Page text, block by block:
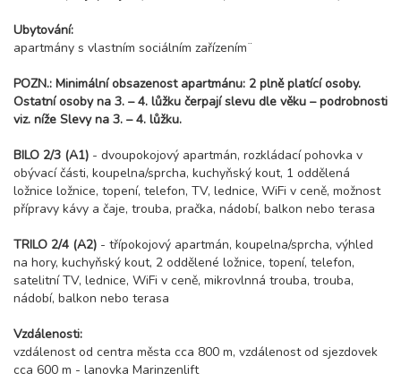
Ubytování:
apartmány s vlastním sociálním zařízením¨
POZN.: Minimální obsazenost apartmánu: 2 plně platící osoby.
Ostatní osoby na 3. – 4. lůžku čerpají slevu dle věku – podrobnosti
viz. níže Slevy na 3. – 4. lůžku.
BILO 2/3 (A1) - dvoupokojový apartmán, rozkládací pohovka v
obývací části, koupelna/sprcha, kuchyňský kout, 1 oddělená
ložnice ložnice, topení, telefon, TV, lednice, WiFi v ceně, možnost
přípravy kávy a čaje, trouba, pračka, nádobí, balkon nebo terasa
TRILO 2/4 (A2) - třípokojový apartmán, koupelna/sprcha, výhled
na hory, kuchyňský kout, 2 oddělené ložnice, topení, telefon,
satelitní TV, lednice, WiFi v ceně, mikrovlnná trouba, trouba,
nádobí, balkon nebo terasa
Vzdálenosti:
vzdálenost od centra města cca 800 m, vzdálenost od sjezdovek
cca 600 m - lanovka Marinzenlift